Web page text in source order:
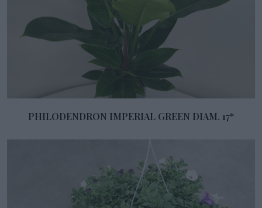
PHILODENDRON IMPERIAL GREEN DIAM. 17*